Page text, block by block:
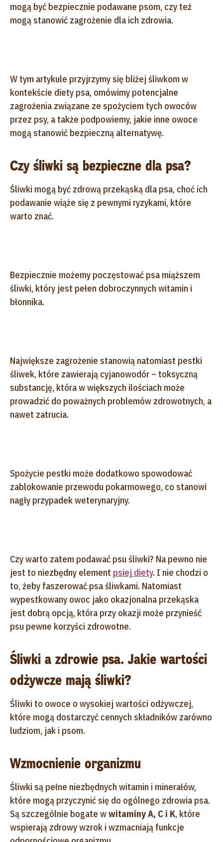
mogą być bezpiecznie podawane psom, czy też
mogą stanowić zagrożenie dla ich zdrowia.
W tym artykule przyjrzymy się bliżej śliwkom w
kontekście diety psa, omówimy potencjalne
zagrożenia związane ze spożyciem tych owoców
przez psy, a także podpowiemy, jakie inne owoce
mogą stanowić bezpieczną alternatywę.
Czy śliwki są bezpieczne dla psa?
Śliwki mogą być zdrową przekąską dla psa, choć ich
podawanie wiąże się z pewnymi ryzykami, które
warto znać.
Bezpiecznie możemy poczęstować psa miąższem
śliwki, który jest pełen dobroczynnych witamin i
błonnika.
Największe zagrożenie stanowią natomiast pestki
śliwek, które zawierają cyjanowodór – toksyczną
substancję, która w większych ilościach może
prowadzić do poważnych problemów zdrowotnych, a
nawet zatrucia.
Spożycie pestki może dodatkowo spowodować
zablokowanie przewodu pokarmowego, co stanowi
nagły przypadek weterynaryjny.
Czy warto zatem podawać psu śliwki? Na pewno nie
jest to niezbędny element psiej diety. I nie chodzi o
to, żeby faszerować psa śliwkami. Natomiast
wypestkowany owoc jako okazjonalna przekąska
jest dobrą opcją, która przy okazji może przynieść
psu pewne korzyści zdrowotne.
Śliwki a zdrowie psa. Jakie wartości
odżywcze mają śliwki?
Śliwki to owoce o wysokiej wartości odżywczej,
które mogą dostarczyć cennych składników zarówno
ludziom, jak i psom.
Wzmocnienie organizmu
Śliwki są pełne niezbędnych witamin i minerałów,
które mogą przyczynić się do ogólnego zdrowia psa.
Są szczególnie bogate wwitaminy A, C i K, które
wspierają zdrowy wzrok i wzmacniają funkcje